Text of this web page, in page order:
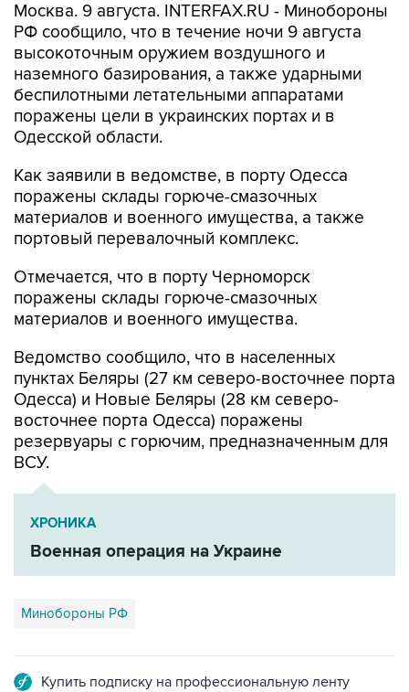
Москва. 9 августа. INTERFAX.RU - Минобороны
РФ сообщило, что в течение ночи 9 августа
высокоточным оружием воздушного и
наземного базирования, а также ударными
беспилотными летательными аппаратами
поражены цели в украинских портах и в
Одесской области.
Как заявили в ведомстве, в порту Одесса
поражены склады горюче-смазочных
материалов и военного имущества, а также
портовый перевалочный комплекс.
Отмечается, что в порту Черноморск
поражены склады горюче-смазочных
материалов и военного имущества.
Ведомство сообщило, что в населенных
пунктах Беляры (27 км северо-восточнее порта
Одесса) и Новые Беляры (28 км северо-
восточнее порта Одесса) поражены
резервуары с горючим, предназначенным для
ВСУ.
ХРОНИКА
Военная операция на Украине
Минобороны РФ
Купить подписку на профессиональную ленту